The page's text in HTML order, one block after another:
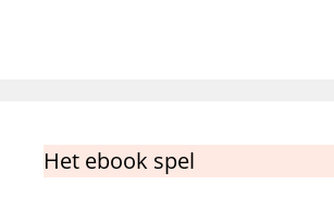
Het ebook spel